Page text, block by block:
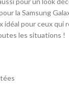
la Samsung
pour ceux
les situations !